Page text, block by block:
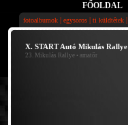
FŐOLDAL
fotoalbumok | egysoros | ti küldtétek |
X. START Autó Mikulás Rallye
23. Mikulás Rallye • amatőr